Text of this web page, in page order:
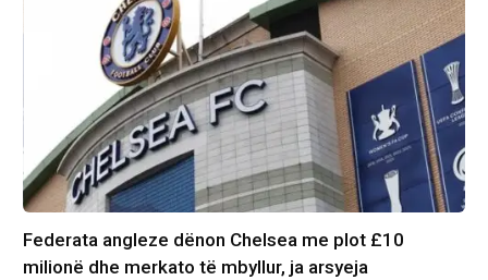
Federata angleze dënon Chelsea me plot £10
milionë dhe merkato të mbyllur, ja arsyeja